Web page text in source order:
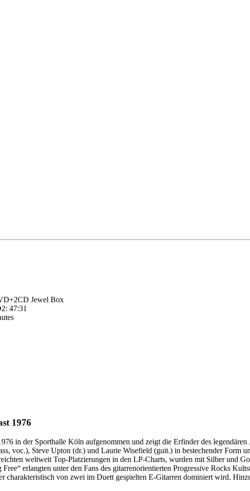
Jewel Box
47:31
1976
in der Sporthalle Köln aufgenommen und zeigt die Erfinder des
voc.), Steve Upton (dr.) und Laurie Wisefield (guit.) in bestechender Form
weltweit Top-Platzierungen in den LP-Charts, wurden mit Silber und
erlangten unter den Fans des gitarrenorientierten Progressive Rocks
charakteristisch von zwei im Duett gespielten E-Gitarren dominiert wird.